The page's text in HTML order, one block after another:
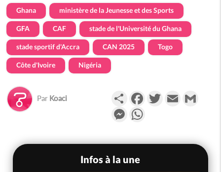
Ghana ministère de la Jeunesse et des Sports
GFA CAF stade de l'Université du Ghana
stade sportif d'Accra CAN 2025 Togo
Côte d'Ivoire Nigéria
Par Koaci PartagerFacebookTwitterEmail
Messenger
Infos à la une